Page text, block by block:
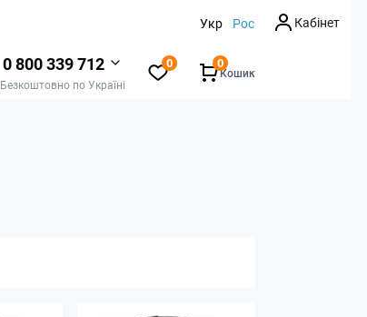
Укр Рос Кабінет
0 800 339 712
Безкоштовно по Україні
0
Кошик
0